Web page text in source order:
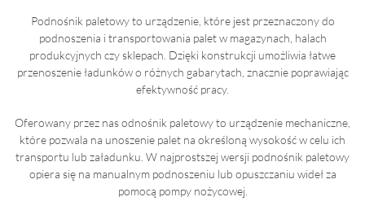
Podnośnik paletowy to urządzenie, które jest przeznaczony do
podnoszenia i transportowania palet w magazynach, halach
produkcyjnych czy sklepach. Dzięki konstrukcji umożliwia łatwe
przenoszenie ładunków o różnych gabarytach, znacznie poprawiając
efektywność pracy.
Oferowany przez nas odnośnik paletowy to urządzenie mechaniczne,
które pozwala na unoszenie palet na określoną wysokość w celu ich
transportu lub załadunku. W najprostszej wersji podnośnik paletowy
opiera się na manualnym podnoszeniu lub opuszczaniu wideł za
pomocą pompy nożycowej.